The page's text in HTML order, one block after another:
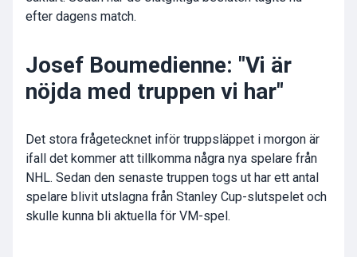
efter dagens match.
Josef Boumedienne: "Vi är
nöjda med truppen vi har"
Det stora frågetecknet inför truppsläppet i morgon är
ifall det kommer att tillkomma några nya spelare från
NHL. Sedan den senaste truppen togs ut har ett antal
spelare blivit utslagna från Stanley Cup-slutspelet och
skulle kunna bli aktuella för VM-spel.